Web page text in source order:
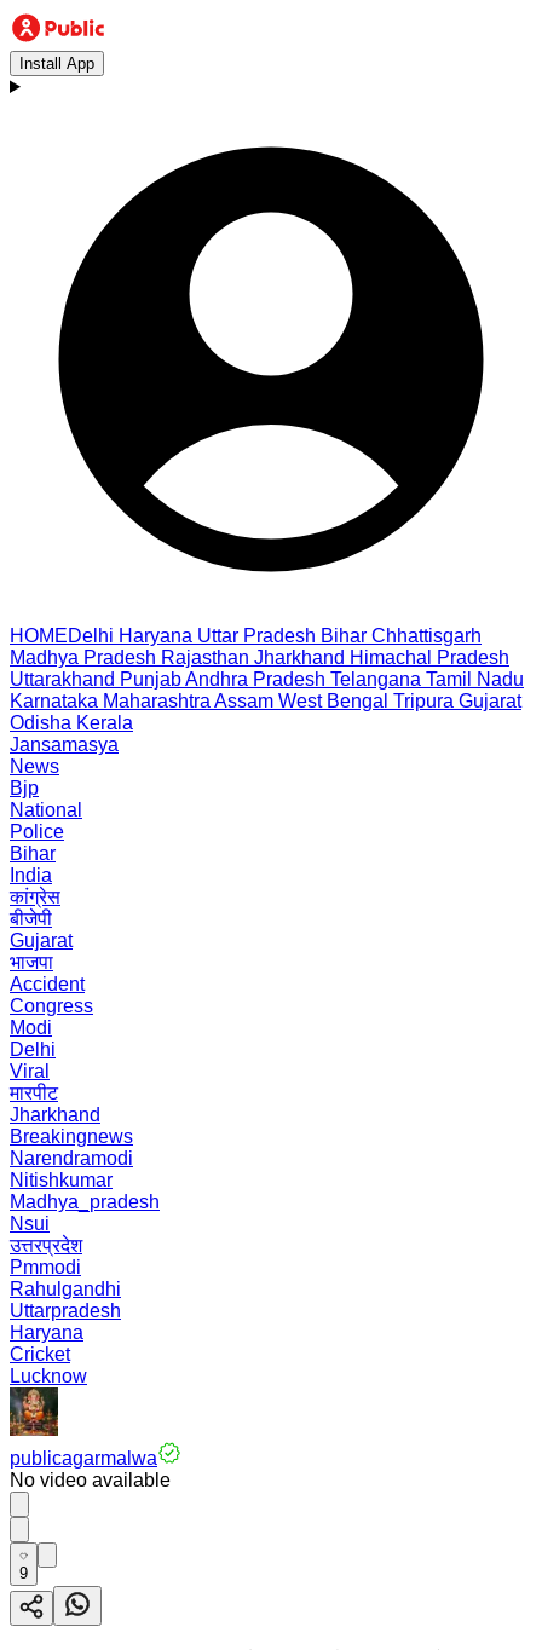
Install App
HOMEDelhi Haryana Uttar Pradesh Bihar Chhattisgarh
Madhya Pradesh Rajasthan Jharkhand Himachal Pradesh
Uttarakhand PunjabAndhra Pradesh Telangana Tamil Nadu
Karnataka Maharashtra Assam West Bengal Tripura Gujarat
Odisha Kerala
Jansamasya
News
Bjp
National
Police
Bihar
India
कांग्रेस
बीजेपी
Gujarat
भाजपा
Accident
Congress
Modi
Delhi
Viral
मारपीट
Jharkhand
Breakingnews
Narendramodi
Nitishkumar
Madhya_pradesh
Nsui
उत्तरप्रदेश
Pmmodi
Rahulgandhi
Uttarpradesh
Haryana
Cricket
Lucknow
publicagarmalwa
No video available
9